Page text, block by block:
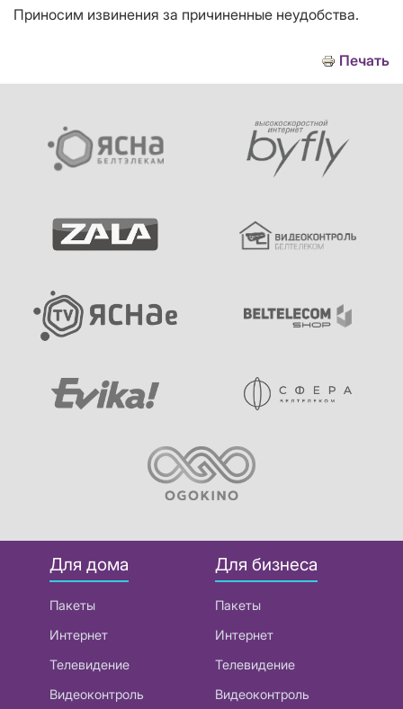
Приносим извинения за причиненные неудобства.
Печать
Для дома
Пакеты
Интернет
Телевидение
Видеоконтроль
Для бизнеса
Пакеты
Интернет
Телевидение
Видеоконтроль